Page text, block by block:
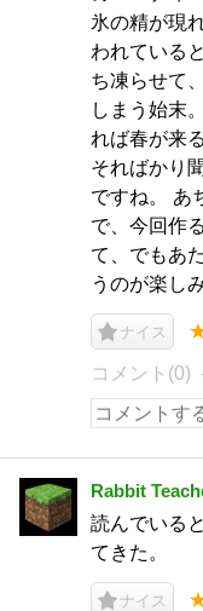
氷の精が現
われている
ち凍らせて
しまう始末
れば春が来
そればかり
ですね。 あ
で、今回作
て、でもあ
うのが楽し
ナイス
コメント(0)
Rabbit
読んでいる
てきた。
ナイス